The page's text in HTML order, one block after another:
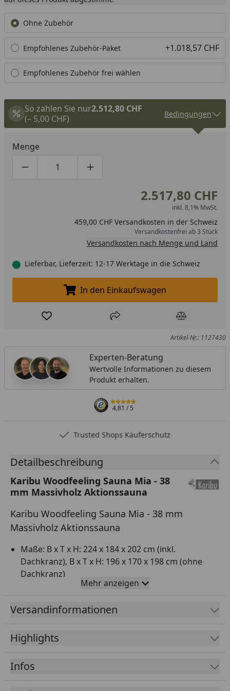
Ohne Zubehör
Empfohlenes Zubehör-Paket +1.018,57 CHF
Empfohlenes Zubehör frei wählen
So zahlen Sie nur2.512,80 CHF
(– 5,00 CHF)
Bedingungen
Menge
Produktmenge um eins verringern
Produktmenge manuell eingeben
Produktmenge um eins erhöhen
2.517,80 CHF
inkl. 8,1% MwSt.
459,00 CHF Versandkosten in der Schweiz
Versandkostenfrei ab 3 Stück
Versandkosten nach Menge und Land
Lieferbar, Lieferzeit: 12-17 Werktage in die Schweiz
In den Einkaufswagen legen
In den Einkaufswagen
Produkt zur Wunschliste hinzufügen
Teilen Produkt
Artikel-Nr.: 1127430
Experten-Beratung
Wertvolle Informationen zu diesem
Produkt erhalten.
4,81/ 5
Trusted Shops Käuferschutz
Detailbeschreibung
Karibu Woodfeeling Sauna Mia - 38
mm Massivholz Aktionssauna
Karibu Woodfeeling Sauna Mia - 38 mm
Massivholz Aktionssauna
Maße: B x T x H: 224 x 184 x 202 cm (inkl.
Dachkranz), B x T x H: 196 x 170 x 198 cm (ohne
Dachkranz)
Bauweise: einzelne Bohlen, einfaches Schraub- und
Extra breite Tür Ihrer Wahl
2 stabile Liegen (B 57 cm) aus Fichtenholz, untere
Liege ca. 45 cm nutzbar
Ofenschutzgitter
Mehr anzeigen
Versandinformationen
Highlights
Infos